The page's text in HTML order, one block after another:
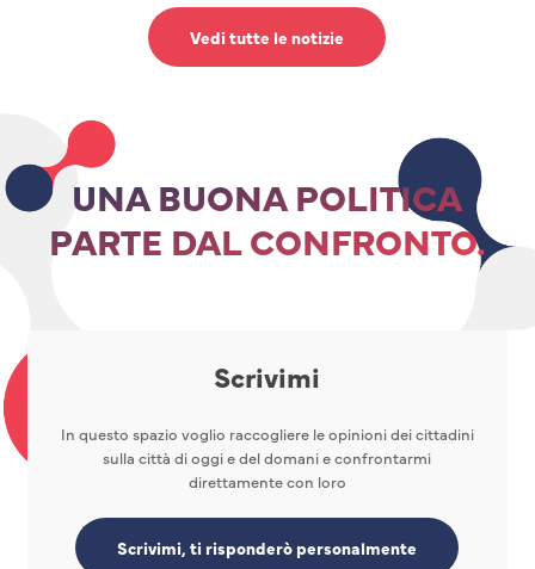
Vedi tutte le notizie
UNA BUONA POLITICA
PARTE DAL CONFRONTO.
Scrivimi
In questo spazio voglio raccogliere le opinioni dei cittadini
sulla città di oggi e del domani e confrontarmi
direttamente con loro
Scrivimi, ti risponderò personalmente